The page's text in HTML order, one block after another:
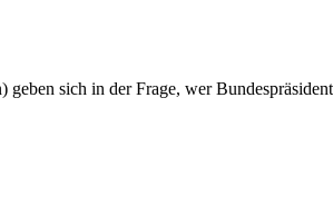
sich in der Frage, wer